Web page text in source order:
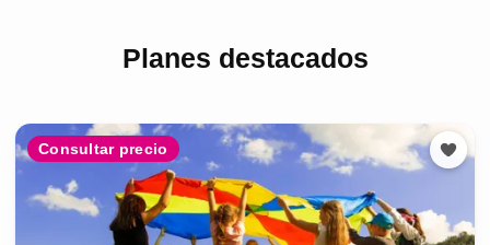
Planes destacados
Consultar precio